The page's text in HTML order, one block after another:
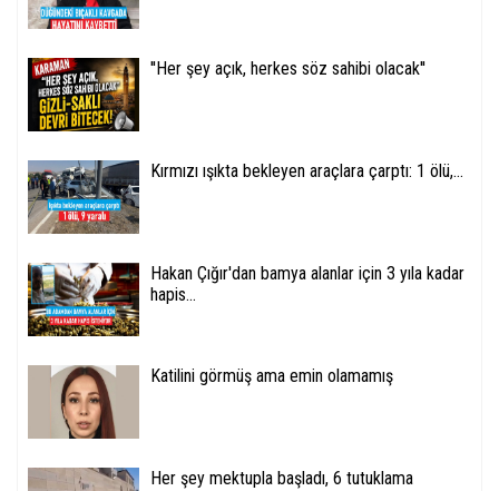
''Her şey açık, herkes söz sahibi olacak''
Kırmızı ışıkta bekleyen araçlara çarptı: 1 ölü,...
Hakan Çığır'dan bamya alanlar için 3 yıla kadar
hapis...
Katilini görmüş ama emin olamamış
Her şey mektupla başladı, 6 tutuklama